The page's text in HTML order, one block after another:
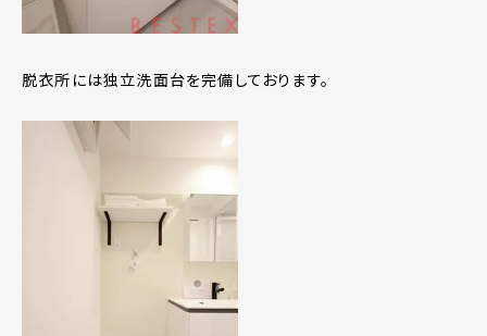
脱衣所には独立洗面台を完備しております。